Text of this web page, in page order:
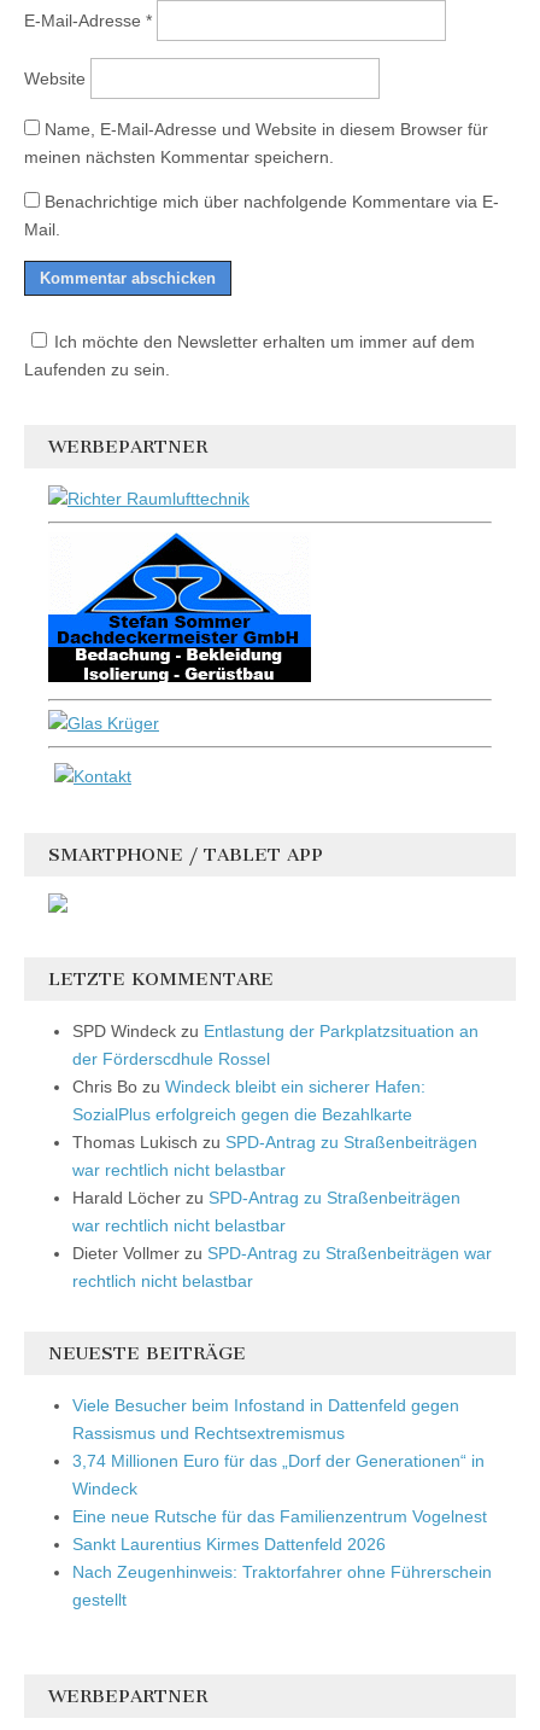
E-Mail-Adresse *
Website
Name, E-Mail-Adresse und Website in diesem Browser für
meinen nächsten Kommentar speichern.
Benachrichtige mich über nachfolgende Kommentare via E-
Mail.
Ich möchte den Newsletter erhalten um immer auf dem
Laufenden zu sein.
WERBEPARTNER
SMARTPHONE / TABLET APP
LETZTE KOMMENTARE
SPD Windeck zu Entlastung der Parkplatzsituation an
der Förderscdhule Rossel
Chris Bo zu Windeck bleibt ein sicherer Hafen:
SozialPlus erfolgreich gegen die Bezahlkarte
Thomas Lukisch zu SPD-Antrag zu Straßenbeiträgen
war rechtlich nicht belastbar
Harald Löcher zu SPD-Antrag zu Straßenbeiträgen
war rechtlich nicht belastbar
Dieter Vollmer zu SPD-Antrag zu Straßenbeiträgen war
rechtlich nicht belastbar
NEUESTE BEITRÄGE
Viele Besucher beim Infostand in Dattenfeld gegen
Rassismus und Rechtsextremismus
3,74 Millionen Euro für das „Dorf der Generationen“ in
Windeck
Eine neue Rutsche für das Familienzentrum Vogelnest
Sankt Laurentius Kirmes Dattenfeld 2026
Nach Zeugenhinweis: Traktorfahrer ohne Führerschein
gestellt
WERBEPARTNER